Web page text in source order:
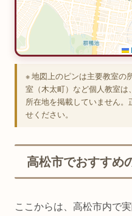
※ 地図上のピンは主要教室の
室（木太町）など個人教室
所在地を掲載していません
せください。
高松市でおすすめ
ここからは、高松市内で